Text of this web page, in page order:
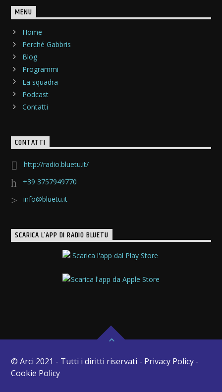
MENU
Home
Perché Gabbris
Blog
Programmi
La squadra
Podcast
Contatti
CONTATTI
http://radio.bluetu.it/
+39 3757949770
info@bluetu.it
SCARICA L’APP DI RADIO BLUETU
© Arci 2021 - Tutti i diritti riservati - Privacy Policy -
Cookie Policy